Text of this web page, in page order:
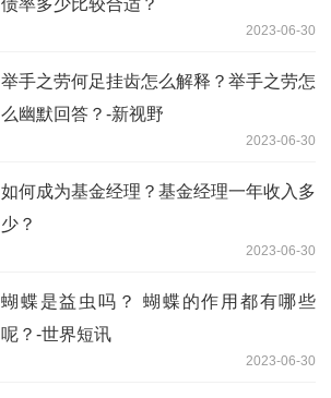
2023-06-30
举手之劳何足挂齿怎么解释？举手之劳怎
么幽默回答？-新视野
2023-06-30
如何成为基金经理？基金经理一年收入多
少？
2023-06-30
蝴蝶是益虫吗？ 蝴蝶的作用都有哪些
呢？-世界短讯
2023-06-30